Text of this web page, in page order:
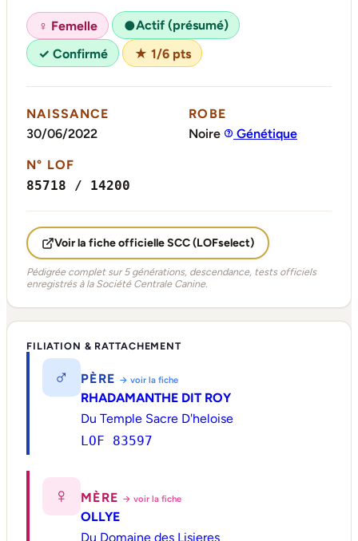
♀ Femelle ●Actif (présumé)
✓ Confirmé
★ 1/6 pts
NAISSANCE
30/06/2022
ROBE
Noire
Génétique
N° LOF
85718 / 14200
Voir la fiche officielle SCC (LOFselect)
Pédigrée complet sur 5 générations, descendance, tests officiels
enregistrés à la Société Centrale Canine.
FILIATION & RATTACHEMENT
♂ PÈRE → voir la fiche
RHADAMANTHE DIT ROY
Du Temple Sacre D'heloise
LOF 83597
♀ MÈRE → voir la fiche
OLLYE
Du Domaine des Lisieres